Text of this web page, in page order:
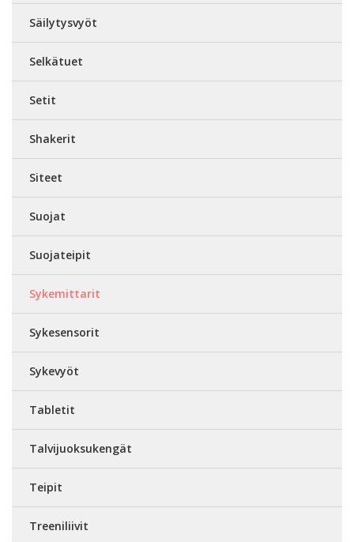
Säilytysvyöt
Selkätuet
Setit
Shakerit
Siteet
Suojat
Suojateipit
Sykemittarit
Sykesensorit
Sykevyöt
Tabletit
Talvijuoksukengät
Teipit
Treeniliivit